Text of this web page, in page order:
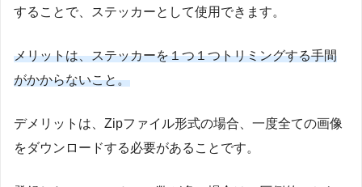
することで、ステッカーとして使用できます。
メリットは、ステッカーを１つ１つトリミングする手間
がかからないこと。
デメリットは、Zipファイル形式の場合、一度全ての画像
をダウンロードする必要があることです。